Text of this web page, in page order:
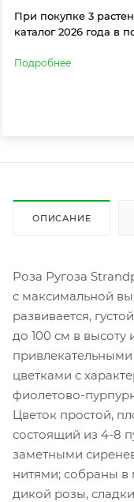
При покупке 3
каталог 2026 года в
Подробнее
ОПИСАНИЕ
Роза Ругоза
с максимальной
развивается,
до 100 см в
цветками с
фиолетово-
Цветок простой,
состоящий из 4-8
заметными
нитями; собраны в
дикой розы,